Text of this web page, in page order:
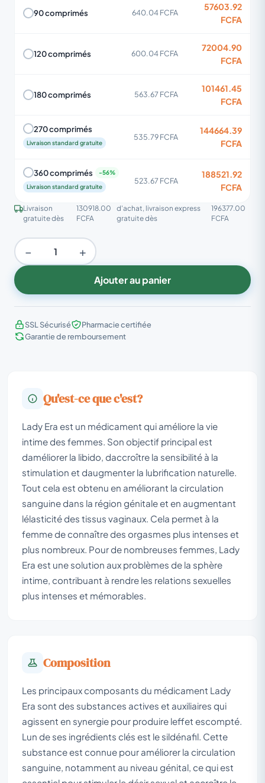
90 comprimés 640.04 FCFA
57603.92
FCFA
120 comprimés 600.04 FCFA
72004.90
FCFA
180 comprimés 563.67 FCFA
101461.45
FCFA
270 comprimés
Livraison standard gratuite
535.79 FCFA
144664.39
FCFA
360 comprimés
Livraison standard gratuite
523.67 FCFA
188521.92
FCFA
Livraison
gratuite dès
130918.00
FCFA
d'achat, livraison express
gratuite dès
196377.00
FCFA
− +
Ajouter au panier
SSL Sécurisé
Pharmacie certifiée
Garantie de remboursement
Qu'est-ce que c'est?
Lady Era est un médicament qui améliore la vie
intime des femmes. Son objectif principal est
daméliorer la libido, daccroître la sensibilité à la
stimulation et daugmenter la lubrification naturelle.
Tout cela est obtenu en améliorant la circulation
sanguine dans la région génitale et en augmentant
lélasticité des tissus vaginaux. Cela permet à la
femme de connaître des orgasmes plus intenses et
plus nombreux. Pour de nombreuses femmes, Lady
Era est une solution aux problèmes de la sphère
intime, contribuant à rendre les relations sexuelles
plus intenses et mémorables.
Composition
Les principaux composants du médicament Lady
Era sont des substances actives et auxiliaires qui
agissent en synergie pour produire leffet escompté.
Lun de ses ingrédients clés est le sildénafil. Cette
substance est connue pour améliorer la circulation
sanguine, notamment au niveau génital, ce qui est